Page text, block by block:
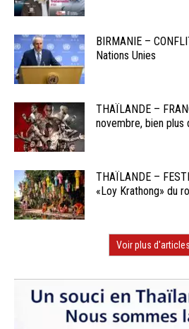
BIRMANIE –
Nations Unies
THAÏLANDE –
novembre, bien plus
THAÏLANDE –
«Loy Krathong» du
Voir plus d'articles